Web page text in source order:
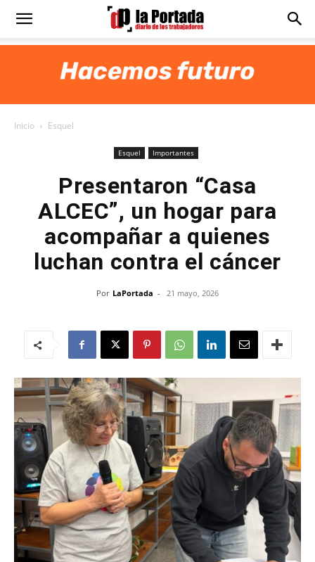
Diario
Inicio Esquel
Esquel Importantes
Presentaron “Casa
ALCEC”, un hogar para
acompañar a quienes
luchan contra el cáncer
Por LaPortada - 21 mayo, 2026